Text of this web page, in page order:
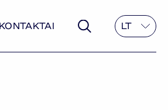
KONTAKTAI LT